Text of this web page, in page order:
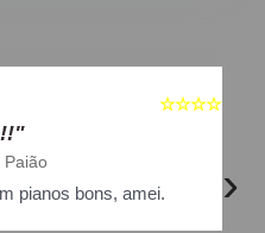
5
☆☆☆☆☆
bons, amei. ›